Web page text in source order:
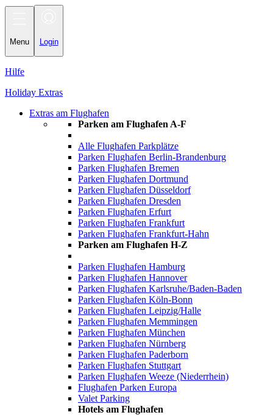
Menu Login
Hilfe
Holiday Extras
Extras am Flughafen
Parken am Flughafen A-F
Alle Flughafen Parkplätze
Parken Flughafen Berlin-Brandenburg
Parken Flughafen Bremen
Parken Flughafen Dortmund
Parken Flughafen Düsseldorf
Parken Flughafen Dresden
Parken Flughafen Erfurt
Parken Flughafen Frankfurt
Parken Flughafen Frankfurt-Hahn
Parken am Flughafen H-Z
Parken Flughafen Hamburg
Parken Flughafen Hannover
Parken Flughafen Karlsruhe/Baden-Baden
Parken Flughafen Köln-Bonn
Parken Flughafen Leipzig/Halle
Parken Flughafen Memmingen
Parken Flughafen München
Parken Flughafen Nürnberg
Parken Flughafen Paderborn
Parken Flughafen Stuttgart
Parken Flughafen Weeze (Niederrhein)
Flughafen Parken Europa
Valet Parking
Hotels am Flughafen